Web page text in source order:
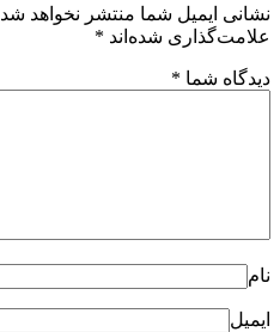
نشانی ایمیل شما منتشر نخواهد شد.
علامت‌گذاری شده‌اند *
دیدگاه شما *
نام
ایمیل